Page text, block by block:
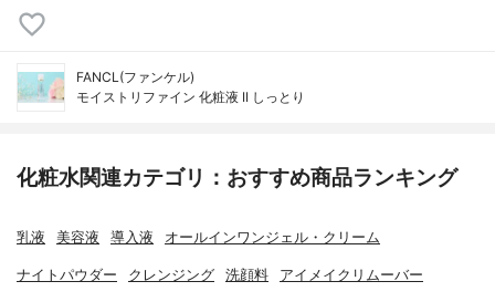
FANCL(ファンケル)
モイストリファイン 化粧液 II しっとり
化粧水関連カテゴリ：おすすめ商品ランキング
乳液 美容液 導入液 オールインワンジェル・クリーム
ナイトパウダー クレンジング 洗顔料 アイメイクリムーバー